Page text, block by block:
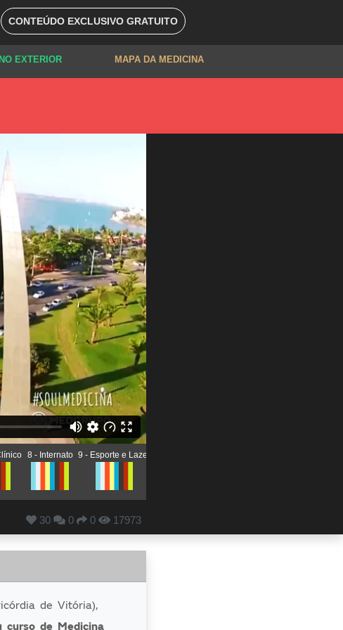
CONTEÚDO EXCLUSIVO GRATUITO
EXTERIOR MAPA DA MEDICINA
8 - Internato 9 - Esporte e Lazer
30 0 0 17973
de Vitória),
curso de Medicina